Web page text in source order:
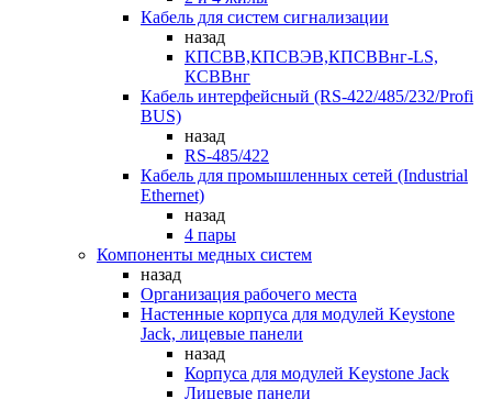
Кабель для систем сигнализации
назад
КПСВВ,КПСВЭВ,КПСВВнг-LS,
КСВВнг
Кабель интерфейсный (RS-422/485/232/Profi
BUS)
назад
RS-485/422
Кабель для промышленных сетей (Industrial
Ethernet)
назад
4 пары
Компоненты медных систем
назад
Организация рабочего места
Настенные корпуса для модулей Keystone
Jack, лицевые панели
назад
Корпуса для модулей Keystone Jack
Лицевые панели